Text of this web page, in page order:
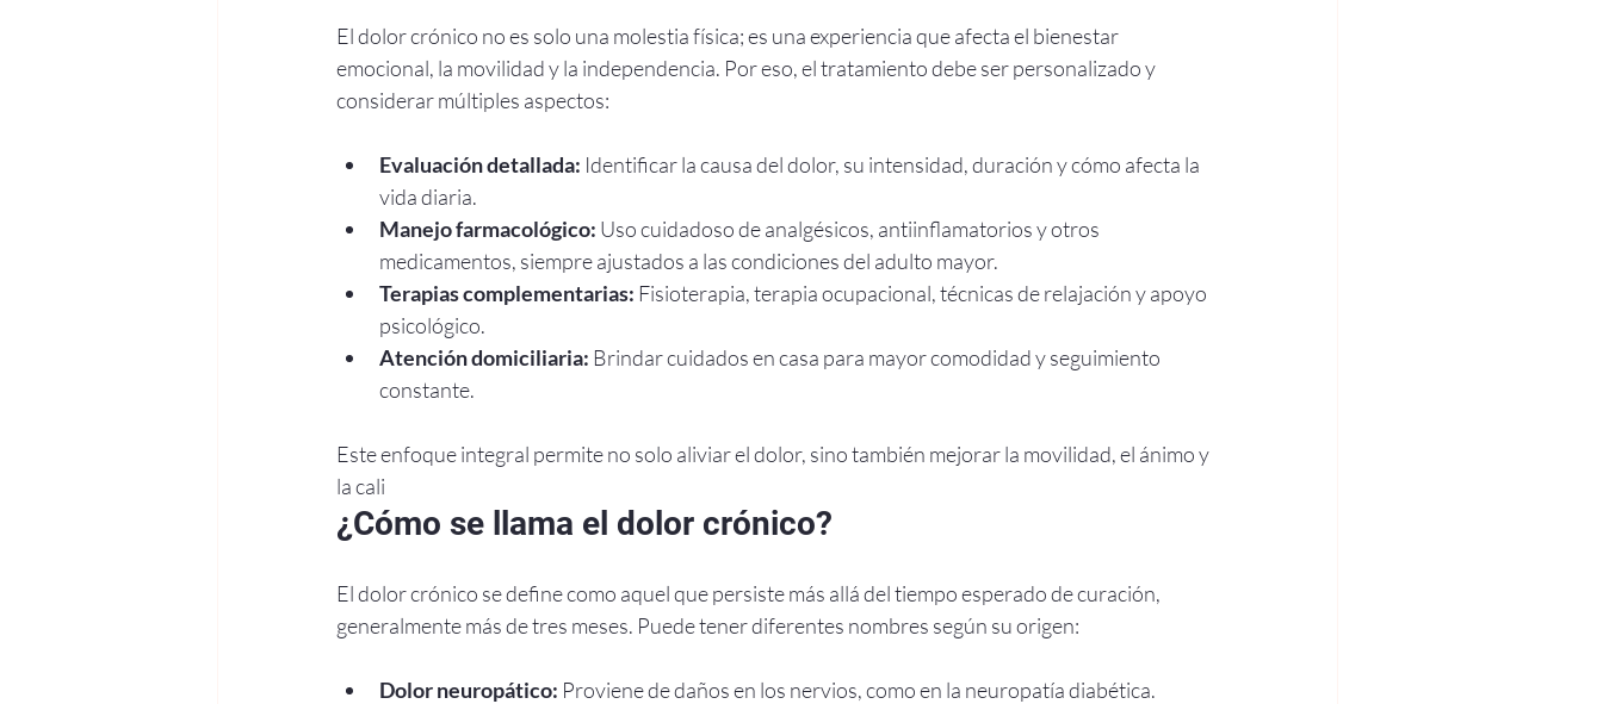
El dolor crónico no es solo una molestia física; es una experiencia que afecta el bienestar
emocional, la movilidad y la independencia. Por eso, el tratamiento debe ser personalizado y
considerar múltiples aspectos:
Evaluación detallada: Identificar la causa del dolor, su intensidad, duración y cómo afecta la
vida diaria.
Manejo farmacológico: Uso cuidadoso de analgésicos, antiinflamatorios y otros
medicamentos, siempre ajustados a las condiciones del adulto mayor.
Terapias complementarias: Fisioterapia, terapia ocupacional, técnicas de relajación y apoyo
psicológico.
Atención domiciliaria: Brindar cuidados en casa para mayor comodidad y seguimiento
constante.
Este enfoque integral permite no solo aliviar el dolor, sino también mejorar la movilidad, el ánimo y
la cali
¿Cómo se llama el dolor crónico?
El dolor crónico se define como aquel que persiste más allá del tiempo esperado de curación,
generalmente más de tres meses. Puede tener diferentes nombres según su origen:
Dolor neuropático: Proviene de daños en los nervios, como en la neuropatía diabética.